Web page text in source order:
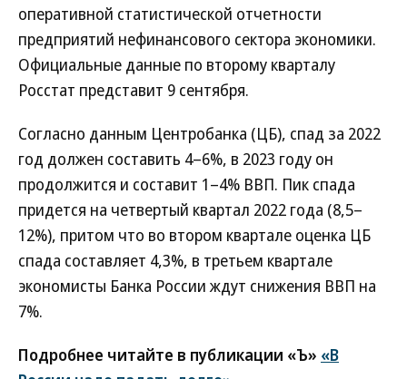
оперативной статистической отчетности
предприятий нефинансового сектора экономики.
Официальные данные по второму кварталу
Росстат представит 9 сентября.
Согласно данным Центробанка (ЦБ), спад за 2022
год должен составить 4–6%, в 2023 году он
продолжится и составит 1–4% ВВП. Пик спада
придется на четвертый квартал 2022 года (8,5–
12%), притом что во втором квартале оценка ЦБ
спада составляет 4,3%, в третьем квартале
экономисты Банка России ждут снижения ВВП на
7%.
Подробнее читайте в публикации «Ъ» «В